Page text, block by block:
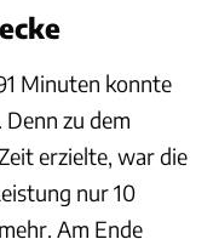
Minuten konnte
Denn zu dem
erzielte, war die
nur 10
Am Ende